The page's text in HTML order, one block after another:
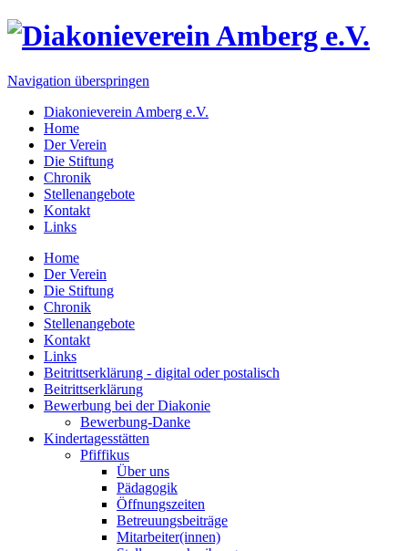
Navigation überspringen
Diakonieverein Amberg e.V.
Home
Der Verein
Die Stiftung
Chronik
Stellenangebote
Kontakt
Links
Home
Der Verein
Die Stiftung
Chronik
Stellenangebote
Kontakt
Links
Beitrittserklärung - digital oder postalisch
Beitrittserklärung
Bewerbung bei der Diakonie
Bewerbung-Danke
Kindertagesstätten
Pfiffikus
Über uns
Pädagogik
Öffnungszeiten
Betreuungsbeiträge
Mitarbeiter(innen)